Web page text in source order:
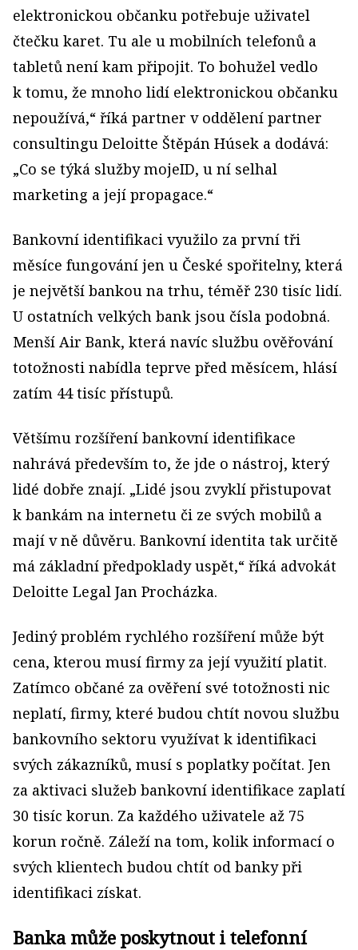
elektronickou občanku potřebuje uživatel
čtečku karet. Tu ale u mobilních telefonů a
tabletů není kam připojit. To bohužel vedlo
k tomu, že mnoho lidí elektronickou občanku
nepoužívá,“ říká partner v oddělení partner
consultingu Deloitte Štěpán Húsek a dodává:
„Co se týká služby mojeID, u ní selhal
marketing a její propagace.“
Bankovní identifikaci využilo za první tři
měsíce fungování jen u České spořitelny, která
je největší bankou na trhu, téměř 230 tisíc lidí.
U ostatních velkých bank jsou čísla podobná.
Menší Air Bank, která navíc službu ověřování
totožnosti nabídla teprve před měsícem, hlásí
zatím 44 tisíc přístupů.
Většímu rozšíření bankovní identifikace
nahrává především to, že jde o nástroj, který
lidé dobře znají. „Lidé jsou zvyklí přistupovat
k bankám na internetu či ze svých mobilů a
mají v ně důvěru. Bankovní identita tak určitě
má základní předpoklady uspět,“ říká advokát
Deloitte Legal Jan Procházka.
Jediný problém rychlého rozšíření může být
cena, kterou musí firmy za její využití platit.
Zatímco občané za ověření své totožnosti nic
neplatí, firmy, které budou chtít novou službu
bankovního sektoru využívat k identifikaci
svých zákazníků, musí s poplatky počítat. Jen
za aktivaci služeb bankovní identifikace zaplatí
30 tisíc korun. Za každého uživatele až 75
korun ročně. Záleží na tom, kolik informací o
svých klientech budou chtít od banky při
identifikaci získat.
Banka může poskytnout i telefonní